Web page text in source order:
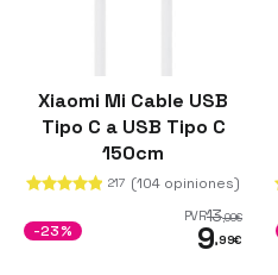
Xiaomi Mi Cable USB
Tipo C a USB Tipo C
150cm
217 (104 opiniones)
PVR13,00€
9,99€
-23%